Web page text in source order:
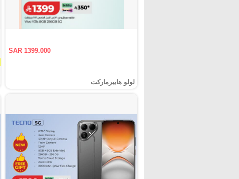
SAR 1399.000
لولو هايبرماركت